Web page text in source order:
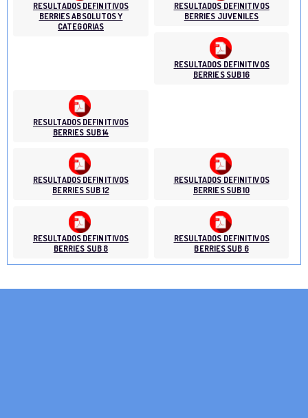
RESULTADOS DEFINITIVOS
BERRIES ABSOLUTOS Y
CATEGORIAS
RESULTADOS DEFINITIVOS
BERRIES JUVENILES
RESULTADOS DEFINITIVOS
BERRIES SUB 16
RESULTADOS DEFINITIVOS
BERRIES SUB 14
RESULTADOS DEFINITIVOS
BERRIES SUB 12
RESULTADOS DEFINITIVOS
BERRIES SUB 10
RESULTADOS DEFINITIVOS
BERRIES SUB 8
RESULTADOS DEFINITIVOS
BERRIES SUB 6